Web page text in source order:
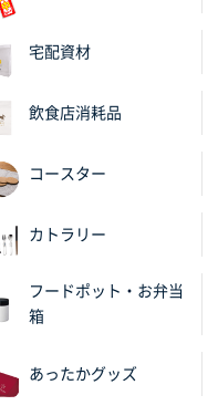
）
ズ)
宅配資材
飲食店消耗品
コースター
カトラリー
フードポット・お弁当
箱
あったかグッズ